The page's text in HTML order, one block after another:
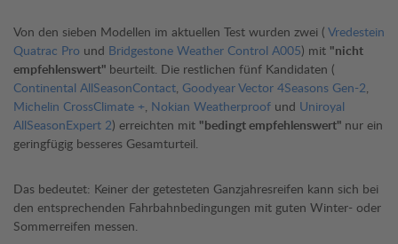
Von den sieben Modellen im aktuellen Test wurden zwei ( Vredestein
Quatrac Pro und Bridgestone Weather Control A005) mit "nicht
empfehlenswert" beurteilt. Die restlichen fünf Kandidaten (
Continental AllSeasonContact, Goodyear Vector 4Seasons Gen-2,
Michelin CrossClimate +, Nokian Weatherproof und Uniroyal
AllSeasonExpert 2) erreichten mit "bedingt empfehlenswert" nur ein
geringfügig besseres Gesamturteil.
Das bedeutet: Keiner der getesteten Ganzjahresreifen kann sich bei
den entsprechenden Fahrbahnbedingungen mit guten Winter- oder
Sommerreifen messen.